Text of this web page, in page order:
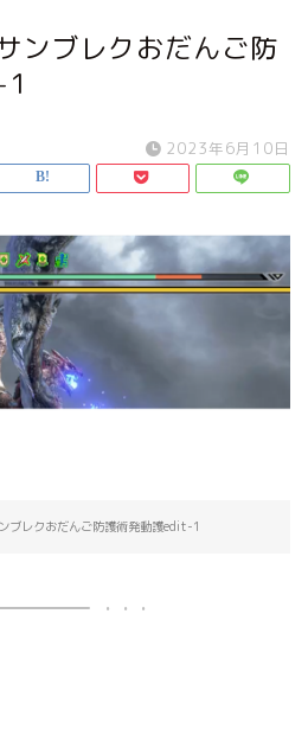
ンブレクおだんご防
2023年6月10日
ブレクおだんご防護術発動護edit-1